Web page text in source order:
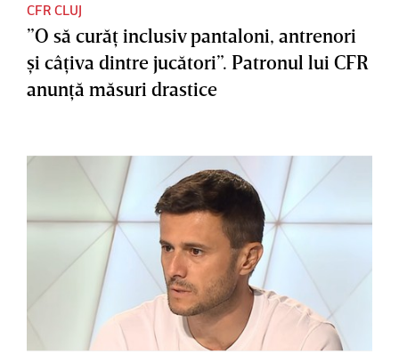
CFR CLUJ
”O să curăţ inclusiv pantaloni, antrenori
şi câţiva dintre jucători”. Patronul lui CFR
anunţă măsuri drastice